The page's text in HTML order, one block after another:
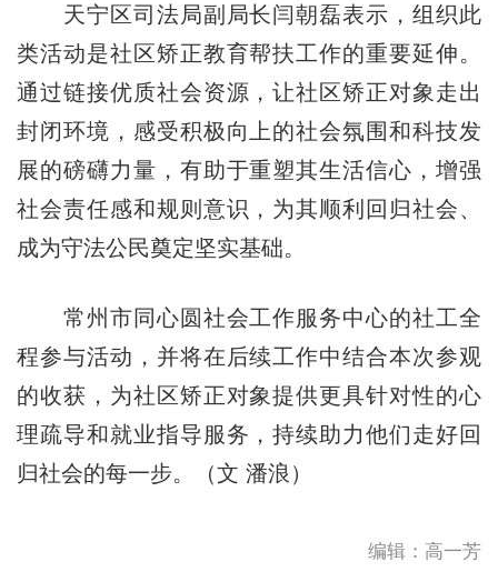
天宁区司法局副局长闫朝磊表示，组织此
类活动是社区矫正教育帮扶工作的重要延伸。
通过链接优质社会资源，让社区矫正对象走出
封闭环境，感受积极向上的社会氛围和科技发
展的磅礴力量，有助于重塑其生活信心，增强
社会责任感和规则意识，为其顺利回归社会、
成为守法公民奠定坚实基础。
常州市同心圆社会工作服务中心的社工全
程参与活动，并将在后续工作中结合本次参观
的收获，为社区矫正对象提供更具针对性的心
理疏导和就业指导服务，持续助力他们走好回
归社会的每一步。（文 潘浪）
编辑：高一芳